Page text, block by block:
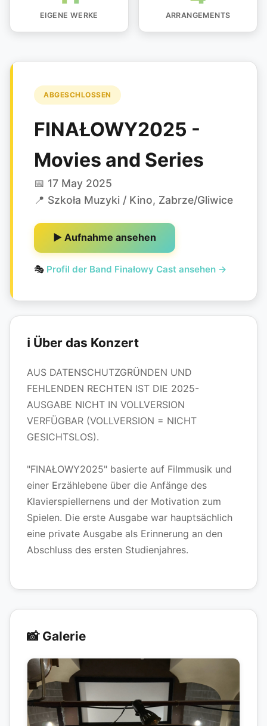
EIGENE WERKE ARRANGEMENTS
ABGESCHLOSSEN
FINAŁOWY2025 -
Movies and Series
📅 17 May 2025
📍 Szkoła Muzyki / Kino, Zabrze/Gliwice
▶ Aufnahme ansehen
🎭 Profil der Band Finałowy Cast ansehen →
ℹ️ Über das Konzert
AUS DATENSCHUTZGRÜNDEN UND
FEHLENDEN RECHTEN IST DIE 2025-
AUSGABE NICHT IN VOLLVERSION
VERFÜGBAR (VOLLVERSION = NICHT
GESICHTSLOS).
"FINAŁOWY2025" basierte auf Filmmusik und
einer Erzählebene über die Anfänge des
Klavierspiellernens und der Motivation zum
Spielen. Die erste Ausgabe war hauptsächlich
eine private Ausgabe als Erinnerung an den
Abschluss des ersten Studienjahres.
📸 Galerie